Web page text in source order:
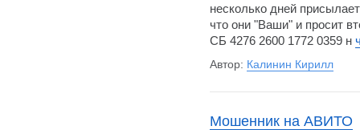
несколько дней
что они "Ваши" и просит
СБ 4276 2600 1772 0359 н
Автор: Калинин Кирилл
Мошенник на АВИТО